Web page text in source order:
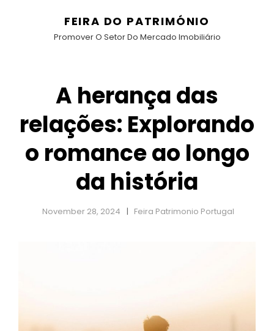
FEIRA DO PATRIMÓNIO
Promover O Setor Do Mercado Imobiliário
A herança das
relações: Explorando
o romance ao longo
da história
November 28, 2024 Feira Patrimonio Portugal